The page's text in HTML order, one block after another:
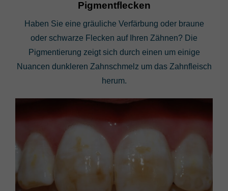
Pigmentflecken
Haben Sie eine gräuliche Verfärbung oder braune
oder schwarze Flecken auf Ihren Zähnen? Die
Pigmentierung zeigt sich durch einen um einige
Nuancen dunkleren Zahnschmelz um das Zahnfleisch
herum.